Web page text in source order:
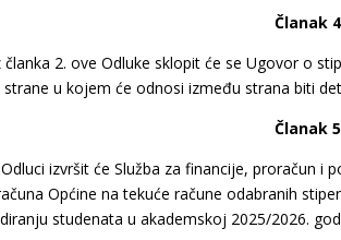
Članak
članka 2. ove Odluke sklopit će se Ugovor o
strane u kojem će odnosi između strana biti
Članak
izvršit će Služba za financije, proračun i
Općine na tekuće račune odabranih
studenata u akademskoj 2025/2026.